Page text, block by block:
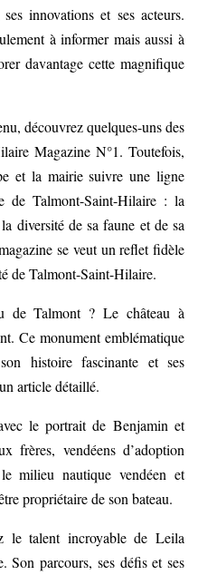
innovations et ses acteurs.
à informer mais aussi à
davantage cette magnifique
découvrez quelques-uns des
Magazine N°1. Toutefois,
et la mairie suivre une ligne
de Talmont-Saint-Hilaire : la
diversité de sa faune et de sa
se veut un reflet fidèle
de Talmont-Saint-Hilaire.
de Talmont ? Le château à
Ce monument emblématique
histoire fascinante et ses
article détaillé.
le portrait de Benjamin et
frères, vendéens d’adoption
milieu nautique vendéen et
propriétaire de son bateau.
le talent incroyable de Leila
Son parcours, ses défis et ses